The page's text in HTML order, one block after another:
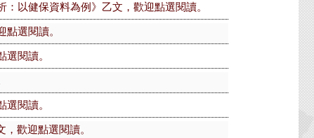
以健保資料為例》乙文，歡迎點選閱讀。
選閱讀。
閱讀。
閱讀。
歡迎點選閱讀。